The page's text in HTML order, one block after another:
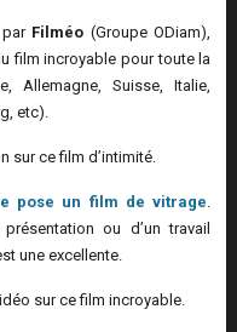
Filméo (Groupe ODiam),
film incroyable pour toute la
Allemagne, Suisse, Italie,
etc).
sur ce film d’intimité.
pose un film de vitrage.
ou d’un travail
une excellente.
sur ce film incroyable.